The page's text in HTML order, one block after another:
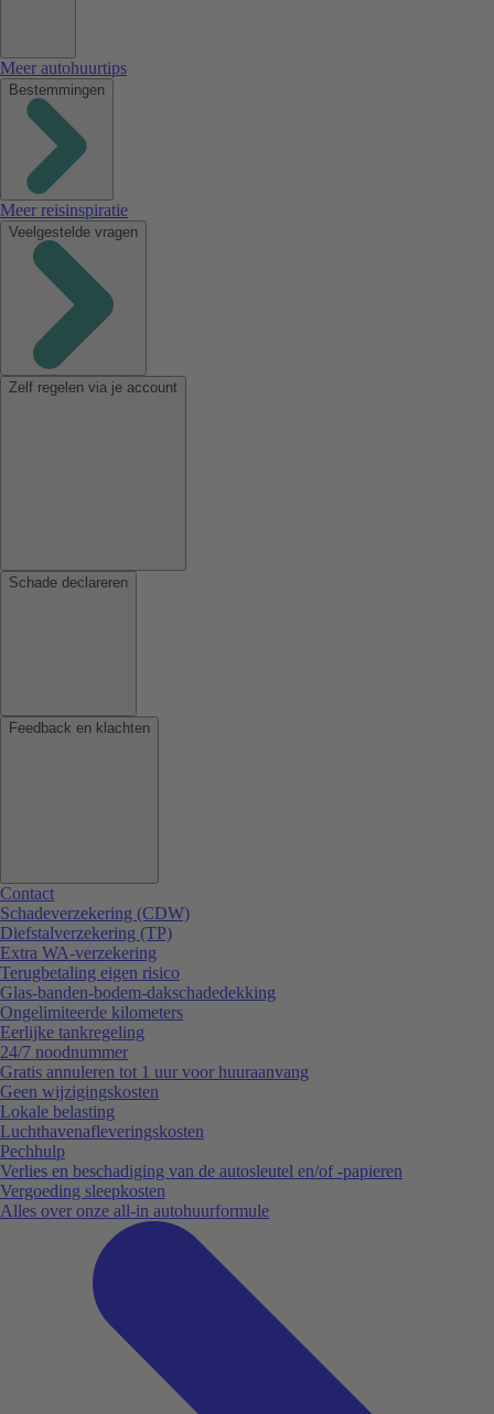
Meer autohuurtips
Bestemmingen
Meer reisinspiratie
Veelgestelde vragen
Zelf regelen via je account
Schade declareren
Feedback en klachten
Contact
Schadeverzekering (CDW)
Diefstalverzekering (TP)
Extra WA-verzekering
Terugbetaling eigen risico
Glas-banden-bodem-dakschadedekking
Ongelimiteerde kilometers
Eerlijke tankregeling
24/7 noodnummer
Gratis annuleren tot 1 uur voor huuraanvang
Geen wijzigingskosten
Lokale belasting
Luchthavenafleveringskosten
Pechhulp
Verlies en beschadiging van de autosleutel en/of -papieren
Vergoeding sleepkosten
Alles over onze all-in autohuurformule